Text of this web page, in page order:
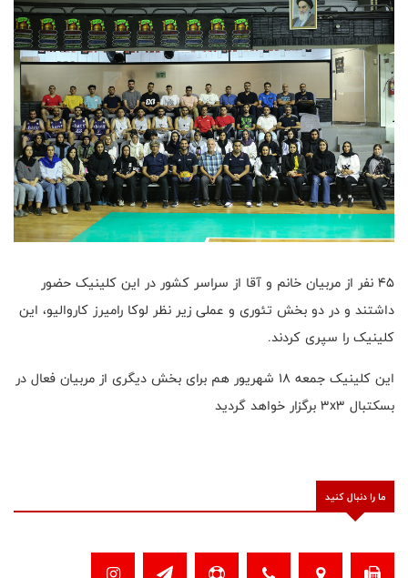
۴۵ نفر از مربیان خانم و آقا از سراسر کشور در این کلینیک حضور
داشتند و در دو بخش تئوری و عملی زیر نظر لوکا رامیرز کاروالیو، این
کلینیک را سپری کردند.
این کلینیک جمعه ۱۸ شهریور هم برای بخش دیگری از مربیان فعال در
بسکتبال 3x3 برگزار خواهد گردید
ما را دنبال کنید